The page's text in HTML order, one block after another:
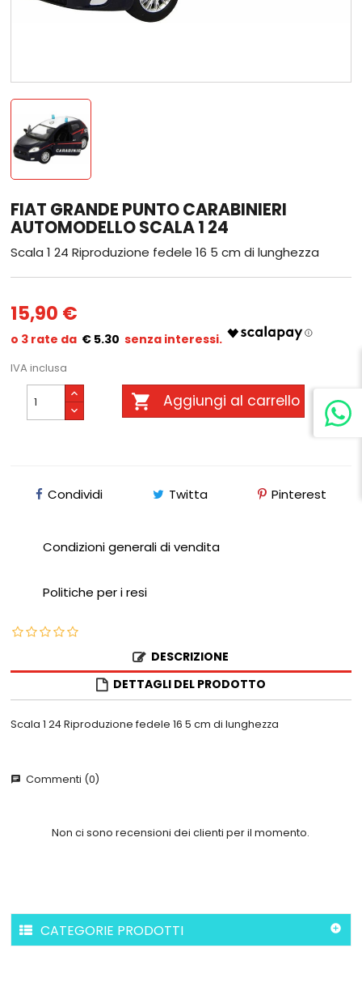
FIAT GRANDE PUNTO CARABINIERI
AUTOMODELLO SCALA 1 24
Scala 1 24 Riproduzione fedele 16 5 cm di lunghezza
15,90 €
€ 5.30
IVA inclusa
 Aggiungi al carrello
Condividi Twitta Pinterest
Condizioni generali di vendita
Politiche per i resi
DESCRIZIONE
DETTAGLI DEL PRODOTTO
Scala 1 24 Riproduzione fedele 16 5 cm di lunghezza
chat Commenti (0)
Non ci sono recensioni dei clienti per il momento.
CATEGORIE PRODOTTI 